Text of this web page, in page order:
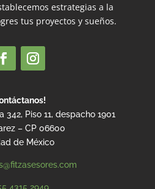
estrategias a la
tus proyectos y sueños.
342, Piso 11, despacho 1901
– CP 06600
de México
4315 2949